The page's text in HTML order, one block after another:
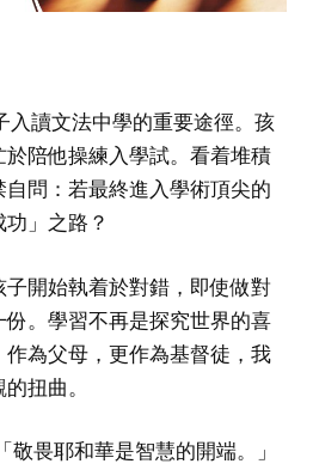
入讀文法中學的重要途徑。孩
陪他操練入學試。看着堆積
問：若最終進入學術頂尖的
」之路？
開始執着於對錯，即使做對
。學習不再是探究世界的喜
為父母，更作為基督徒，我
扭曲。
敬畏耶和華是智慧的開端。」